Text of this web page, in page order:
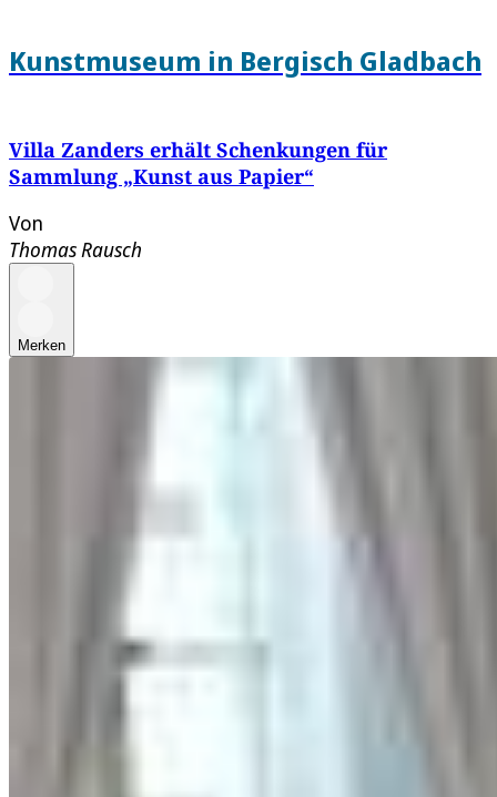
Kunstmuseum in Bergisch Gladbach
Villa Zanders erhält Schenkungen für
Sammlung „Kunst aus Papier“
Von
Thomas Rausch
Merken